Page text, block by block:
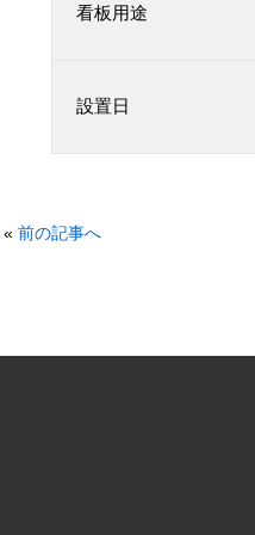
看板用途
設置日
« 前の記事へ